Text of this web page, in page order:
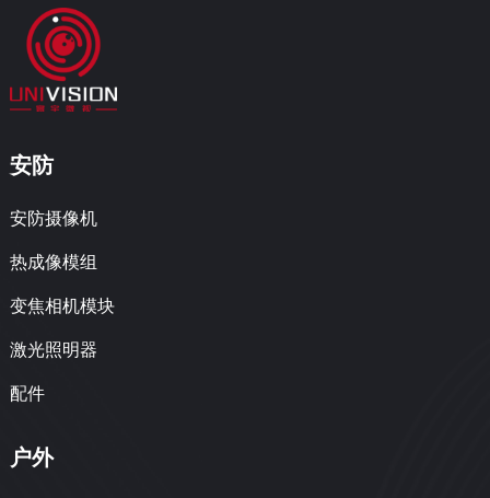
安防
安防摄像机
热成像模组
变焦相机模块
激光照明器
配件
户外